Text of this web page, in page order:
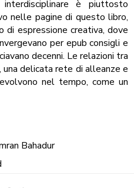
è piuttosto
nelle pagine di questo libro,
di espressione creativa, dove
per epub consigli e
decenni. Le relazioni tra
delicata rete di alleanze e
nel tempo, come un
Bahadur